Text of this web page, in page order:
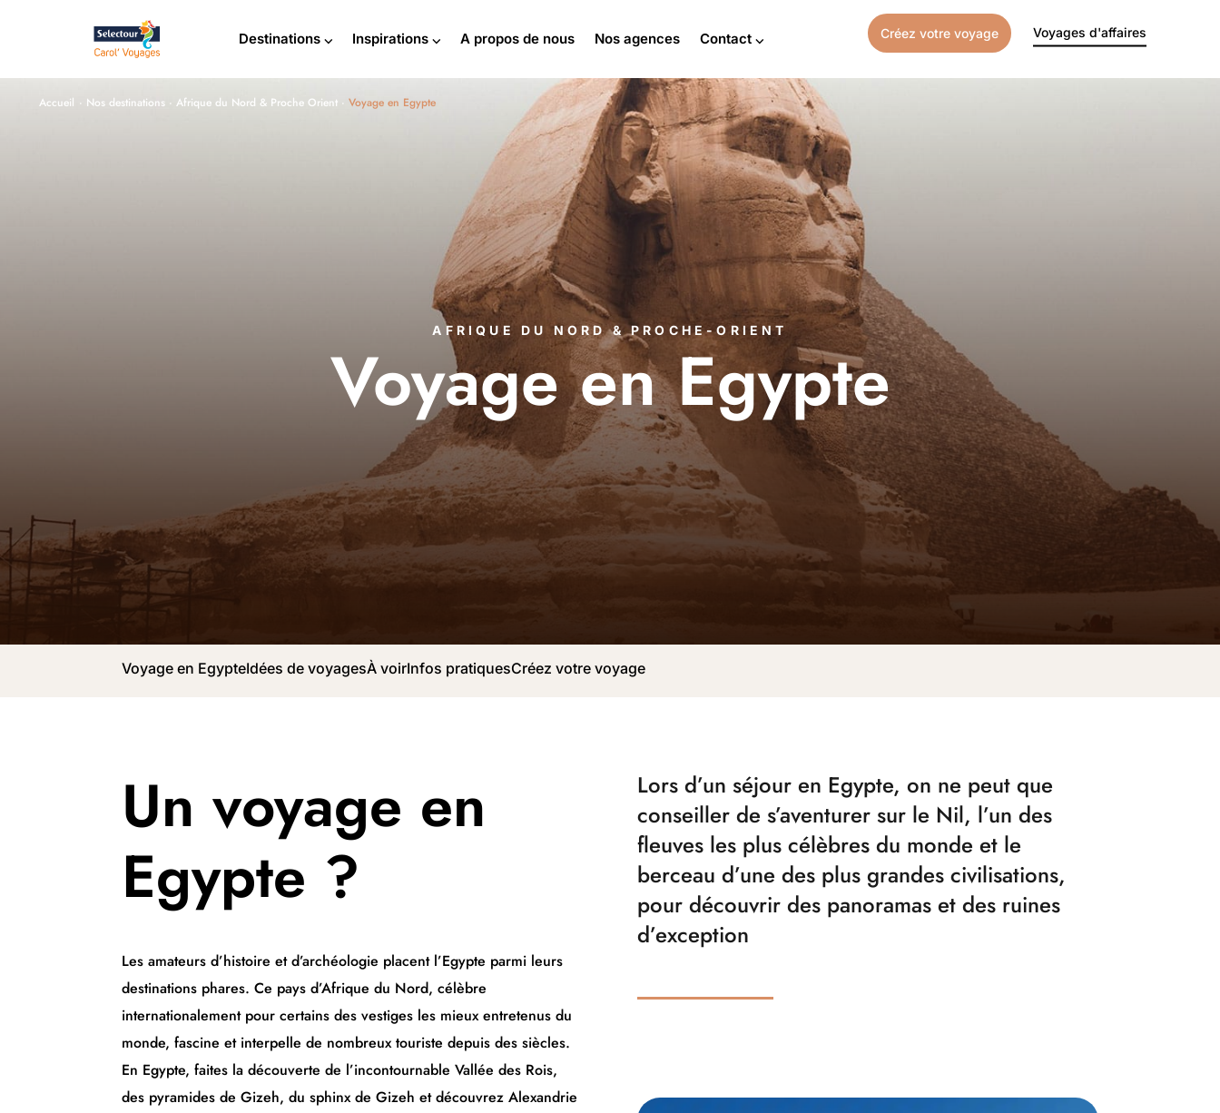
Destinations ⌵ Inspirations ⌵ A propos de nous Nos agences Contact ⌵ Créez votre voyage Voyages d'affaires
Accueil · Nos destinations · Afrique du Nord & Proche Orient · Voyage en Egypte
AFRIQUE DU NORD & PROCHE-ORIENT
Voyage en Egypte
Voyage en EgypteIdées de voyagesÀ voirInfos pratiquesCréez votre voyage
Un voyage en
Egypte ?
Les amateurs d’histoire et d’archéologie placent l’Egypte parmi leurs
destinations phares. Ce pays d’Afrique du Nord, célèbre
internationalement pour certains des vestiges les mieux entretenus du
monde, fascine et interpelle de nombreux touriste depuis des siècles.
En Egypte, faites la découverte de l’incontournable Vallée des Rois,
des pyramides de Gizeh, du sphinx de Gizeh et découvrez Alexandrie
Lors d’un séjour en Egypte, on ne peut que
conseiller de s’aventurer sur le Nil, l’un des
fleuves les plus célèbres du monde et le
berceau d’une des plus grandes civilisations,
pour découvrir des panoramas et des ruines
d’exception